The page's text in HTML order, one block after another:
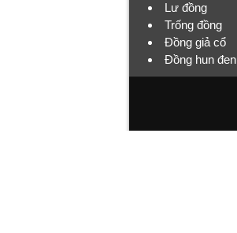
Lư đồng
Trống đồng
Đồng giả cổ
Đồng hun đen